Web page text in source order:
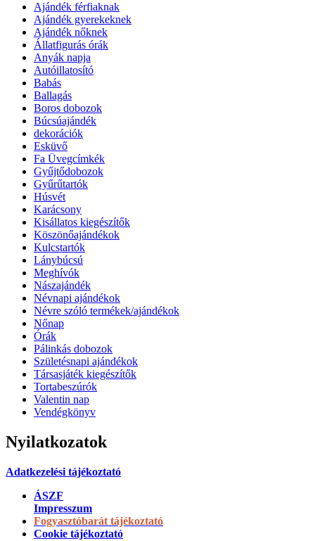
Ajándék férfiaknak
Ajándék gyerekeknek
Ajándék nőknek
Állatfigurás órák
Anyák napja
Autóillatosító
Babás
Ballagás
Boros dobozok
Búcsúajándék
dekorációk
Esküvő
Fa Üvegcímkék
Gyűjtődobozok
Gyűrűtartók
Húsvét
Karácsony
Kisállatos kiegészítők
Köszönőajándékok
Kulcstartók
Lánybúcsú
Meghívók
Nászajándék
Névnapi ajándékok
Névre szóló termékek/ajándékok
Nőnap
Órák
Pálinkás dobozok
Születésnapi ajándékok
Társasjáték kiegészítők
Tortabeszúrók
Valentin nap
Vendégkönyv
Nyilatkozatok
Adatkezelési tájékoztató
ÁSZF
Impresszum
Fogyasztóbarát tájékoztató
Cookie tájékoztató